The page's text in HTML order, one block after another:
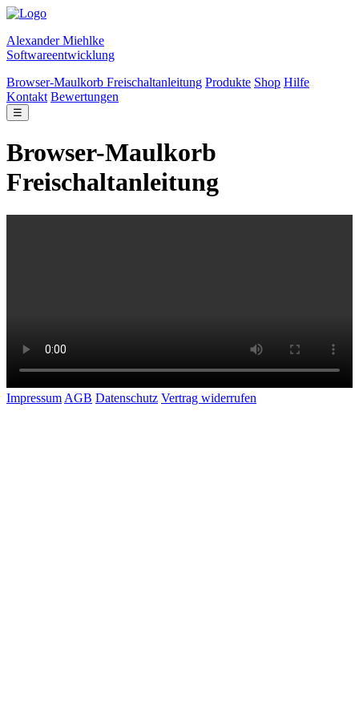
Alexander Miehlke
Softwareentwicklung
Browser-Maulkorb Freischaltanleitung Produkte Shop Hilfe
Kontakt Bewertungen
☰
Browser-Maulkorb
Freischaltanleitung
Impressum AGB Datenschutz Vertrag widerrufen